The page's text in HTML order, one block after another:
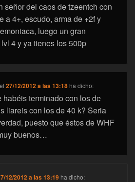
señor del caos de tzeentch con
a 4+, escudo, arma de +2f y
luego un gran
4 y ya tienes los 500p
el27/12/2012 a las 13:18 ha dicho:
habéis terminado con los de
liareis con los de 40 k? Seria
puesto que éstos de WHF
buenos…
12/2012 a las 13:19 ha dicho: